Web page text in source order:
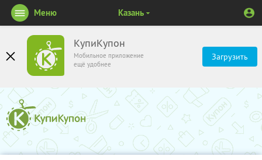
КупиКупон
Мобильное приложение
ещё удобнее
Загрузить
Меню Казань